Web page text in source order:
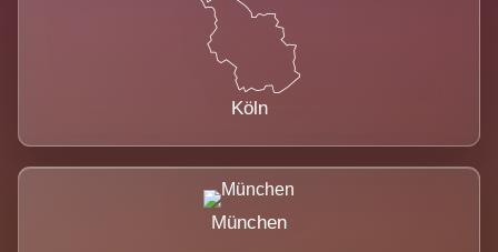
Köln
München